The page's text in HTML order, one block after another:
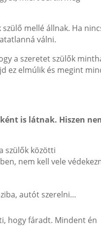
mellé állnak. Ha
válni.
a szeretet szülők
ez elmúlik és megint
is látnak. Hiszen
szülők közötti
nem kell vele
autót szerelni…
hogy fáradt. Mindent én